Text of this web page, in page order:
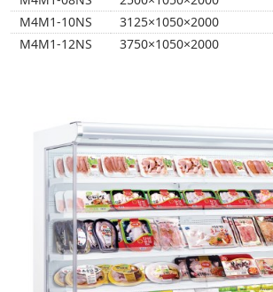
M4M1-10NS
3125×1050×2000
M4M1-12NS
3750×1050×2000